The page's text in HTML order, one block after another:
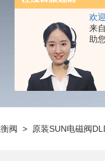
欢
来
助
阀 > 原装SUN电磁阀